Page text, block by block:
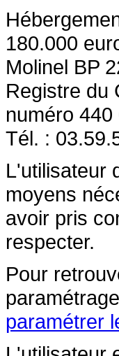
180.000
Molinel BP
Registre du
numéro
Tél. :
L'utilisateur
moyens
avoir pris
respecter.
Pour
paramétrer